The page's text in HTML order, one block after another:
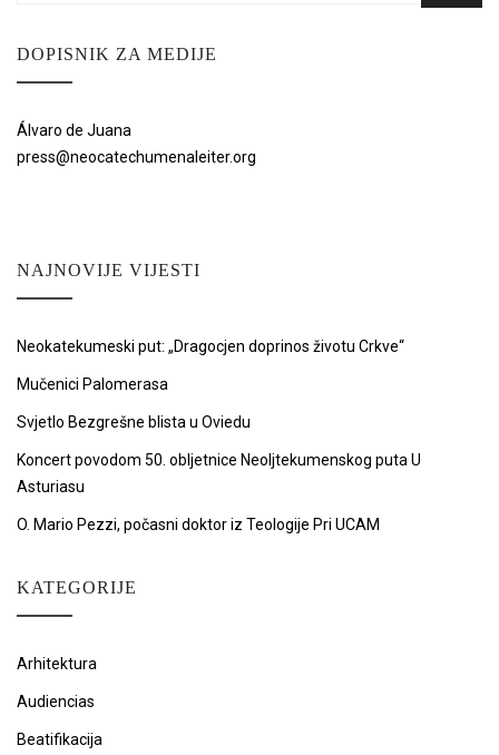
DOPISNIK ZA MEDIJE
Álvaro de Juana
press@neocatechumenaleiter.org
NAJNOVIJE VIJESTI
Neokatekumeski put: „Dragocjen doprinos životu Crkve“
Mučenici Palomerasa
Svjetlo Bezgrešne blista u Oviedu
Koncert povodom 50. obljetnice Neoljtekumenskog puta U
Asturiasu
O. Mario Pezzi, počasni doktor iz Teologije Pri UCAM
KATEGORIJE
Arhitektura
Audiencias
Beatifikacija